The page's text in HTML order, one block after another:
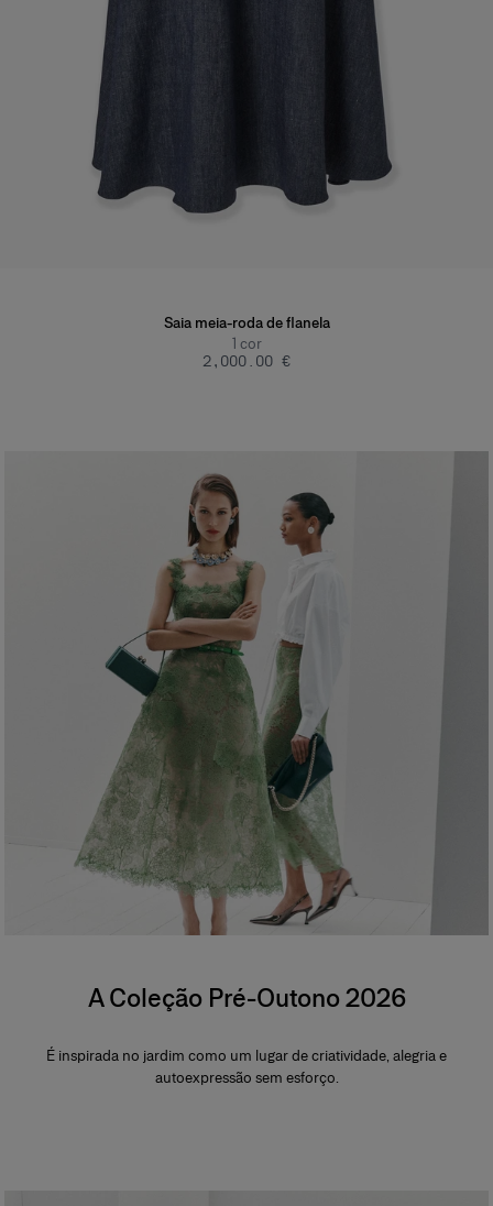
Saia meia-roda de flanela
1 cor
‌2,000.00 €
A Coleção Pré-Outono 2026
É inspirada no jardim como um lugar de criatividade, alegria e
autoexpressão sem esforço.